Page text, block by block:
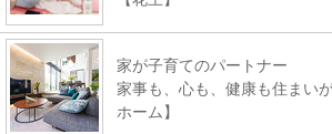
家が子育てのパートナー
家事も、心も、健康も住まい
ホーム】